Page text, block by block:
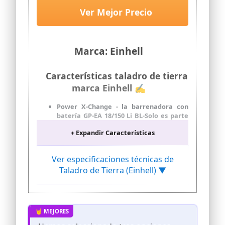
Marca: Einhell
Ver Mejor Precio
Características taladro de tierra
marca Einhell ✍
Power X-Change - la barrenadora con
batería GP-EA 18/150 Li BL-Solo es parte
donde pueden combinarse
Fuerte ayudante en el jardín - con la
barrenadora con batería pueden
perforarse agujeros en la tierra fácil y
sin esfuerzo para poner p. ej. poner
Brushless - el motor sin escobillas
potente y de bajo mantenimiento
+ Expandir Características
Ver especificaciones técnicas de
Taladro de Tierra (Einhell) ▼